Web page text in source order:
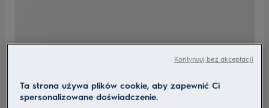
Ta strona używa plików cookie, aby zapewnić Ci
spersonalizowane doświadczenie.
Kontynuuj bez akceptacji